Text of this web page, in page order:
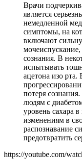
Врачи
является
немедленной
симптомы, на
включают
мочеиспускание,
сознания. В
испытывать
ацетона изо
потеря
людям с
уровень сахара
изменениям в
распознавание
предотвратить
https://youtube.com/